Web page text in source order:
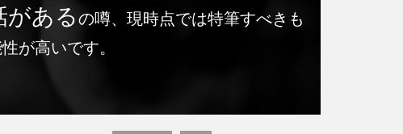
があるの噂、現時点では特筆すべきも
が高いです。